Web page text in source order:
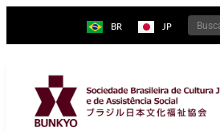
BR JP